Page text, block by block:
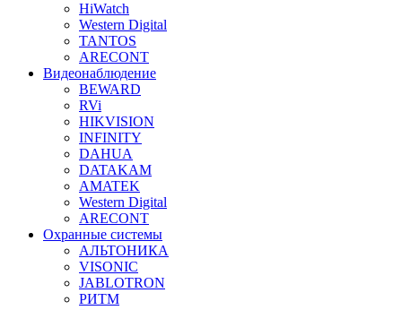
HiWatch
Western Digital
TANTOS
ARECONT
Видеонаблюдение
BEWARD
RVi
HIKVISION
INFINITY
DAHUA
DATAKAM
AMATEK
Western Digital
ARECONT
Охранные системы
АЛЬТОНИКА
VISONIC
JABLOTRON
РИТМ